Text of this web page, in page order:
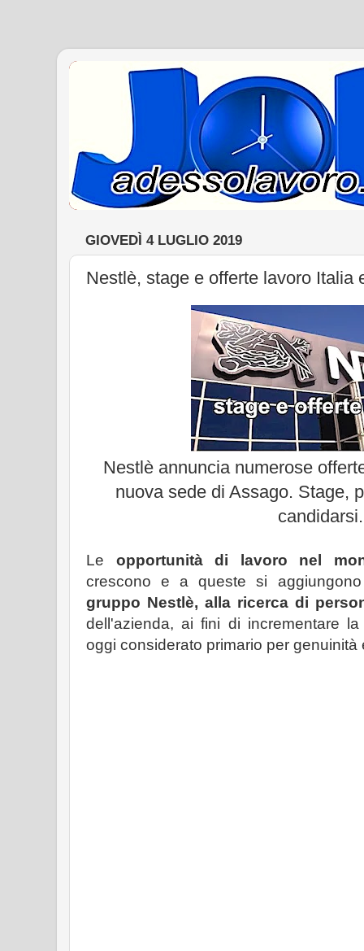
GIOVEDÌ 4 LUGLIO 2019
Nestlè, stage e offerte lavoro Italia
Nestlè annuncia numerose
nuova sede di Assago. Stage,
candidarsi.
Le opportunità di lavoro nel
crescono e a queste si
gruppo Nestlè, alla ricerca di
dell'azienda, ai fini di incrementare
oggi considerato primario per